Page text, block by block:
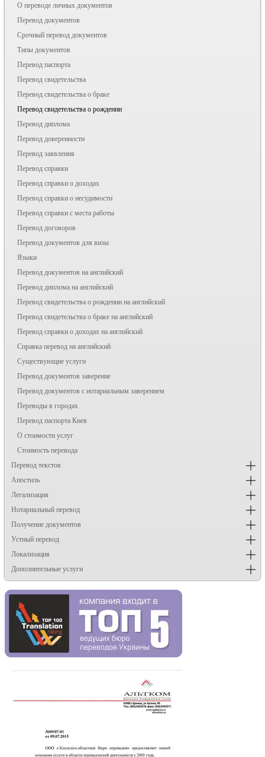
О переводе личных документов
Перевод документов
Срочный перевод документов
Типы документов
Перевод паспорта
Перевод свидетельства
Перевод свидетельства о браке
Перевод свидетельства о рождении
Перевод диплома
Перевод доверенности
Перевод заявления
Перевод справки
Перевод справки о доходах
Перевод справки о несудимости
Перевод справки с места работы
Перевод договоров
Перевод документов для визы
Языки
Перевод документов на английский
Перевод диплома на английский
Перевод свидетельства о рождении на английский
Перевод свидетельства о браке на английский
Перевод справки о доходах на английский
Справка перевод на английский
Существующие услуги
Перевод документов заверение
Перевод документов с нотариальным заверением
Переводы в городах
Перевод паспорта Киев
О стоимости услуг
Стоимость перевода
Перевод текстов
Апостиль
Легализация
Нотариальный перевод
Получение документов
Устный перевод
Локализация
Дополнительные услуги